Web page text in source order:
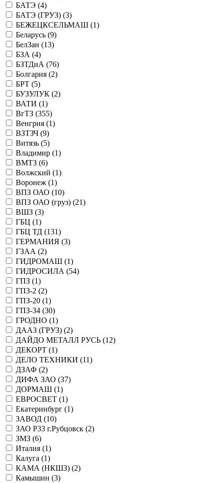
БАТЭ (4)
БАТЭ (ГРУЗ) (3)
БЕЖЕЦКСЕЛЬМАШ (1)
Беларусь (9)
БелЗан (13)
БЗА (4)
БЗТДиА (76)
Болгария (2)
БРТ (5)
БУЗУЛУК (2)
ВАТИ (1)
ВгТЗ (355)
Венгрия (1)
ВЗТЗЧ (9)
Витязь (5)
Владимир (1)
ВМТЗ (6)
Волжский (1)
Воронеж (1)
ВПЗ ОАО (10)
ВПЗ ОАО (груз) (21)
ВШЗ (3)
ГБЦ (1)
ГБЦ ТД (131)
ГЕРМАНИЯ (3)
ГЗАА (2)
ГИДРОМАШ (1)
ГИДРОСИЛА (54)
ГПЗ (1)
ГПЗ-2 (2)
ГПЗ-20 (1)
ГПЗ-34 (30)
ГРОДНО (1)
ДААЗ (ГРУЗ) (2)
ДАЙДО МЕТАЛЛ РУСЬ (12)
ДЕКОРТ (1)
ДЕЛО ТЕХНИКИ (11)
ДЗАФ (2)
ДИФА ЗАО (37)
ДОРМАШ (1)
ЕВРОСВЕТ (1)
Екатеринбург (1)
ЗАВОД (10)
ЗАО Р33 г.Рубцовск (2)
ЗМЗ (6)
Италия (1)
Калуга (1)
КАМА (НКШЗ) (2)
Камышин (3)